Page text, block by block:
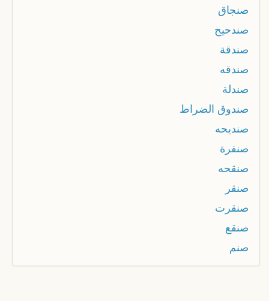
صنجاق
صندحيح
صندقة
صندقه
صندلة
صندوق الضراط
صنديحه
صنفرة
صنقحه
صنقر
صنقرت
صنقع
صنم